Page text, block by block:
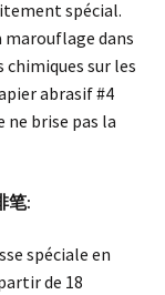
spécial.
marouflage dans
sur les
abrasif #4
ne brise pas la
笔:
spéciale en
de 18